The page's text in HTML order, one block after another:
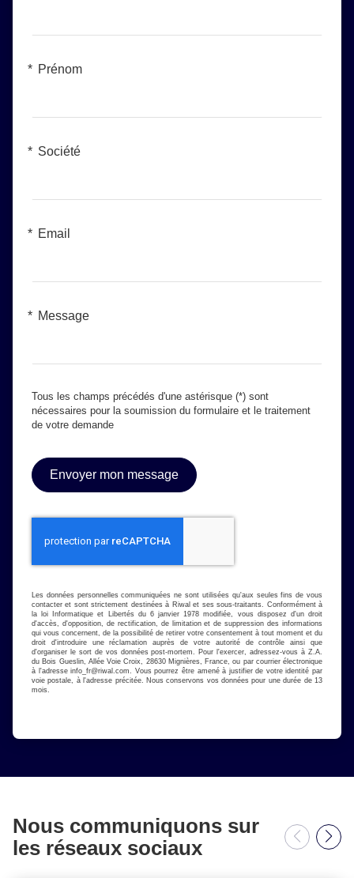
Prénom
Société
Email
Message
Tous les champs précédés d'une astérisque (*) sont
nécessaires pour la soumission du formulaire et le traitement
de votre demande
Envoyer mon message
Les données personnelles communiquées ne sont utilisées qu'aux seules fins de vous
contacter et sont strictement destinées à Riwal et ses sous-traitants. Conformément à
la loi Informatique et Libertés du 6 janvier 1978 modifiée, vous disposez d'un droit
d'accès, d'opposition, de rectification, de limitation et de suppression des informations
qui vous concernent, de la possibilité de retirer votre consentement à tout moment et du
droit d'introduire une réclamation auprès de votre autorité de contrôle ainsi que
d'organiser le sort de vos données post-mortem. Pour l'exercer, adressez-vous à Z.A.
du Bois Gueslin, Allée Voie Croix, 28630 Mignières, France, ou par courrier électronique
à l'adresseinfo_fr@riwal.com. Vous pourrez être amené à justifier de votre identité par
voie postale, à l'adresse précitée. Nous conservons vos données pour une durée de 13
mois.
Nous communiquons sur
les réseaux sociaux